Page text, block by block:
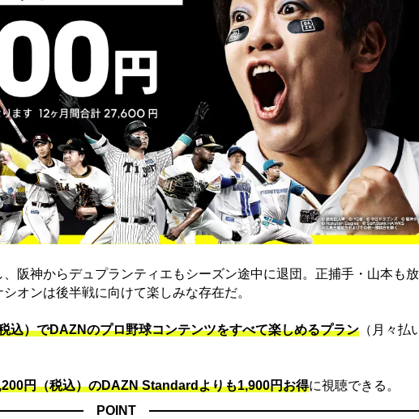
阪神からデュプランティエもシーズン途中に退団。正捕手・山本も
オンは後半戦に向けて楽しみな存在だ。
込）でDAZNのプロ野球コンテンツをすべて楽しめるプラン （月々払
円（税込）のDAZN Standard​よりも1,900円お得に視聴できる。
POINT